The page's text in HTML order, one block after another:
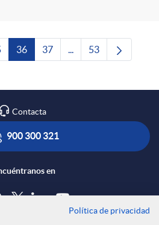
intermedias Use TAB para
Página
36 Página
37 ...Páginas intermedias
Página
53
Contacta
900 300 321
en
Política de privacidad